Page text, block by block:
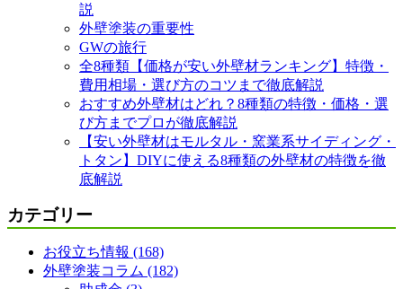
説
外壁塗装の重要性
GWの旅行
全8種類【価格が安い外壁材ランキング】特徴・
費用相場・選び方のコツまで徹底解説
おすすめ外壁材はどれ？8種類の特徴・価格・選
び方までプロが徹底解説
【安い外壁材はモルタル・窯業系サイディング・
トタン】DIYに使える8種類の外壁材の特徴を徹
底解説
カテゴリー
お役立ち情報 (168)
外壁塗装コラム (182)